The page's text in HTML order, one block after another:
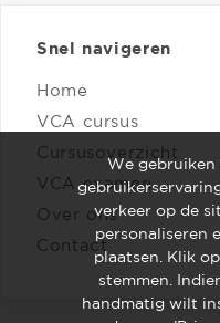
Snel navigeren
Home
VCA cursus
Cursusoverzicht
VCA examen
Over ons
Contact
We gebruiken
verkeer op de
personaliseren
plaatsen. Klik
stemmen.
handmatig wilt